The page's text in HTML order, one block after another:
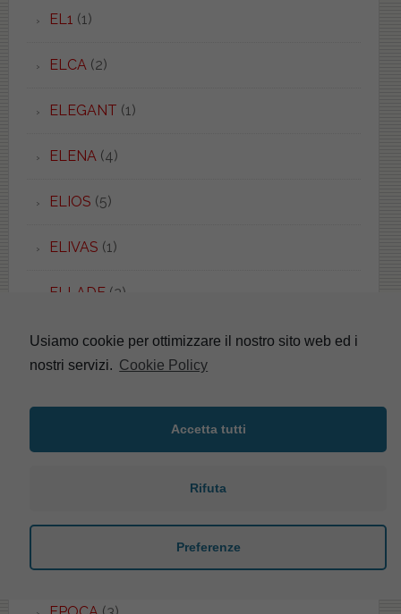
EL1 (1)
ELCA(2)
ELEGANT (1)
ELENA(4)
ELIOS (5)
ELIVAS (1)
ELLADE(2)
ELLISSE(18)
EMILIA(5)
EOS(48)
Usiamo cookie per ottimizzare il nostro sito web ed i
nostri servizi. Cookie Policy
Accetta tutti
Rifuta
Preferenze